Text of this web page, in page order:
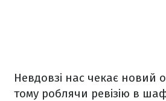
Невдовзі нас чекає новий
тому роблячи ревізію в